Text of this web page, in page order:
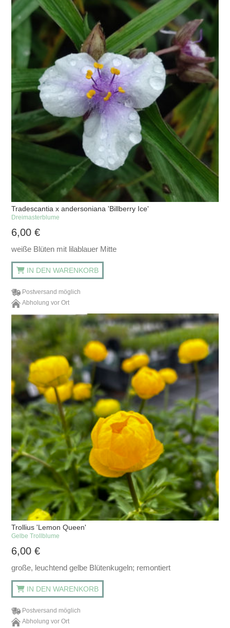
Tradescantia x andersoniana 'Billberry Ice'
Dreimasterblume
6,00€
weiße Blüten mit lilablauer Mitte
IN DEN WARENKORB
Postversand möglich
Abholung vor Ort
Trollius 'Lemon Queen'
Gelbe Trollblume
6,00€
große, leuchtend gelbe Blütenkugeln; remontiert
IN DEN WARENKORB
Postversand möglich
Abholung vor Ort